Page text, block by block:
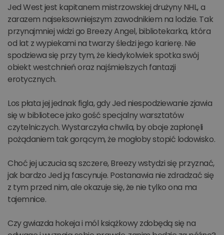
Jed West jest kapitanem mistrzowskiej drużyny NHL, a
zarazem najseksowniejszym zawodnikiem na lodzie. Tak
przynajmniej widzi go Breezy Angel, bibliotekarka, która
od lat z wypiekami na twarzy śledzi jego karierę. Nie
spodziewa się przy tym, że kiedykolwiek spotka swój
obiekt westchnień oraz najśmielszych fantazji
erotycznych.
Los płata jej jednak figla, gdy Jed niespodziewanie zjawia
się w bibliotece jako gość specjalny warsztatów
czytelniczych. Wystarczyła chwila, by oboje zapłonęli
pożądaniem tak gorącym, że mogłoby stopić lodowisko.
Choć jej uczucia są szczere, Breezy wstydzi się przyznać,
jak bardzo Jed ją fascynuje. Postanawia nie zdradzać się
z tym przed nim, ale okazuje się, że nie tylko ona ma
tajemnice.
Czy gwiazda hokeja i mól książkowy zdobędą się na